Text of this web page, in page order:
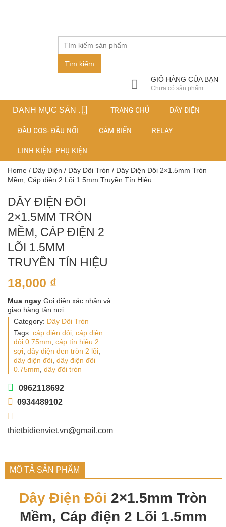
Tìm kiếm
GIỎ HÀNG CỦA BẠN
Chưa có sản phẩm
DANH MỤC SẢN PHẨM TRANG CHỦ DÂY ĐIỆN
ĐẦU COS- ĐẦU NỐI CẢM BIẾN RELAY
LINH KIỆN- PHỤ KIỆN
Home / Dây Điện / Dây Đôi Tròn / Dây Điện Đôi 2×1.5mm Tròn
Mềm, Cáp điện 2 Lõi 1.5mm Truyền Tín Hiệu
DÂY ĐIỆN ĐÔI
2×1.5MM TRÒN
MỀM, CÁP ĐIỆN 2
LÕI 1.5MM
TRUYỀN TÍN HIỆU
18,000 ₫
Mua ngay Gọi điện xác nhận và
giao hàng tận nơi
Category: Dây Đôi Tròn
Tags: cáp điện đôi cáp điện
đôi 0.75mm cáp tín hiệu 2
sợi dây điện đen tròn 2 lõi
dây điện đôi dây điện đôi
0.75mm dây đôi tròn
0962118692
0934489102
thietbidienviet.vn@gmail.com
MÔ TẢ SẢN PHẨM
Dây Điện Đôi 2×1.5mm Tròn
Mềm, Cáp điện 2 Lõi 1.5mm